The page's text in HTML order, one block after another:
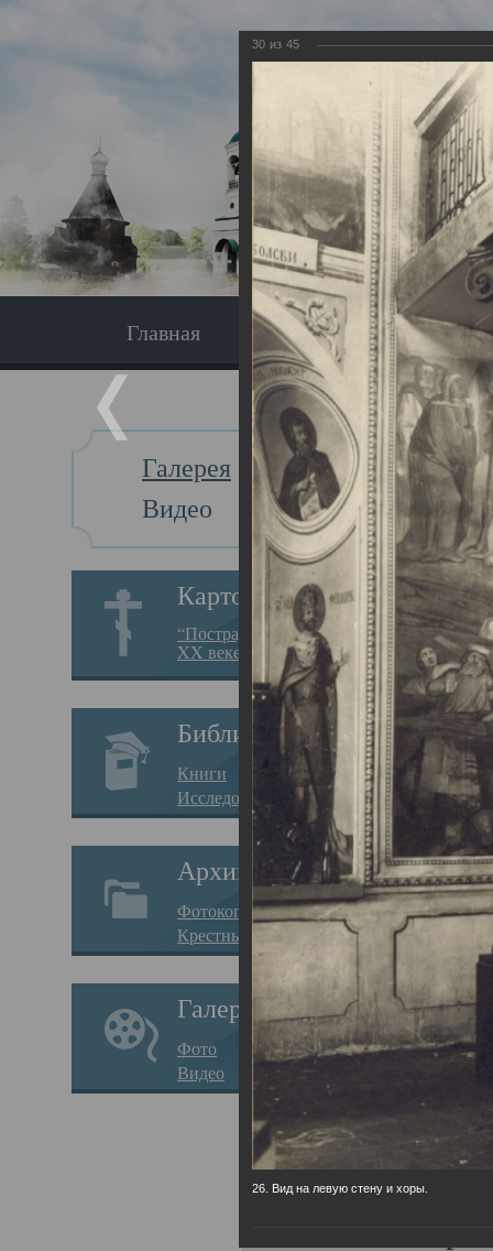
Главная Экскурсия
Галерея
Видео
Картотека
“Пострадавшие за веру в
XX веке на Севере”
Библиотека
Книги
Исследования
Архив
Фотокопии дел
Крестные ходы
Галерея
Фото
Видео
Главная
30 из 45
26. Вид на левую стену и хоры.